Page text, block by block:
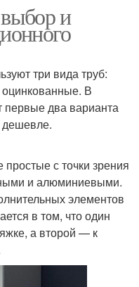
и
три вида труб:
В
два варианта
с точки зрения
и алюминиевыми.
элементов
в том, что один
а второй — к